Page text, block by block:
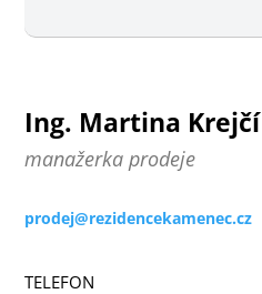
Ing. Martina Krejčí
manažerka prodeje
prodej@rezidencekamenec.cz
TELEFON